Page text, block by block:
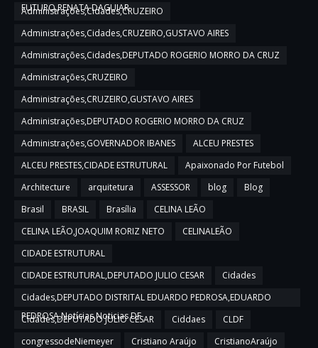
FUTURO,RENATA DAGUIAR
Administrações,Cidades,CRUZEIRO
Administrações,Cidades,CRUZEIRO,GUSTAVO AIRES
Administrações,Cidades,DEPUTADO ROGERIO MORRO DA CRUZ
Administrações,CRUZEIRO
Administrações,CRUZEIRO,GUSTAVO AIRES
Administrações,DEPUTADO ROGERIO MORRO DA CRUZ
Administrações,GOVERNADOR IBANES
ALCEU PRESTES
ALCEU PRESTES,CIDADE ESTRUTURAL
Apaixonado Por Futebol
Architecture
arquitetura ASSESSOR blog
Blog
Brasil
BRASIL Brasília
CELINA LEÃO
CELINA LEÃO,JOAQUIM RORIZ NETO
CELINALEÃO
CIDADE ESTRUTURAL
CIDADE ESTRUTURAL,DEPUTADO JULIO CESAR
Cidades
Cidades,DEPUTADO DISTRITAL EDUARDO PEDROSA,EDUARDO
PEDROSA,Notícias,Noticias DF
Cidades,DEPUTADO JULIO CESAR Ciddaes
CLDF
congressodeNiemeyer
Cristiano Araújo
CristianoAraújo